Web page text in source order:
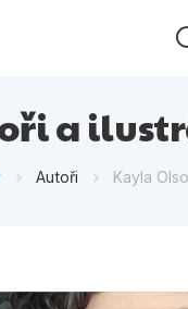
a
Autoři Kayla